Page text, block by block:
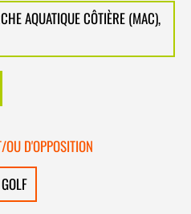
AQUATIQUE CÔTIÈRE (MAC),
OU D'OPPOSITION